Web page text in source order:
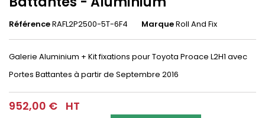
RéférenceRAFL2P2500-5T-6F4 MarqueRoll And Fix
Galerie Aluminium + Kit fixations pour Toyota Proace L2H1 avec
Portes Battantes à partir de Septembre 2016
952,00 € HT